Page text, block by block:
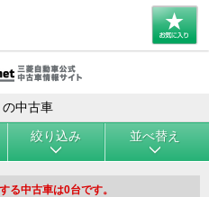
中古車
絞り込み 並べ替え
る中古車は0台です。